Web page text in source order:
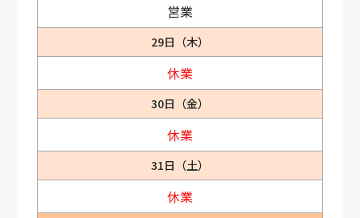
営業
29日（木）
休業
30日（金）
休業
31日（土）
休業